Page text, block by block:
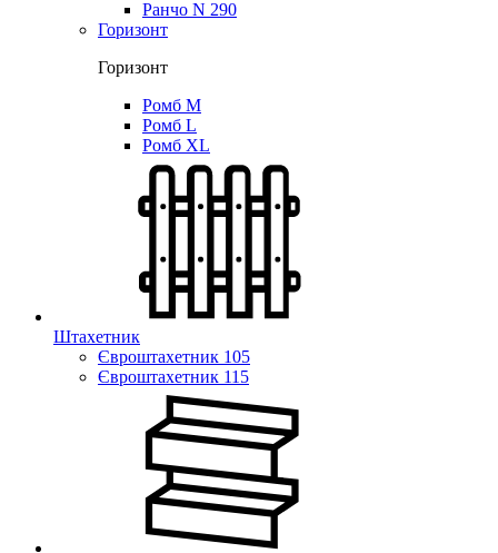
Ранчо N 290
Горизонт
Горизонт
Ромб M
Ромб L
Ромб XL
Штахетник
Євроштахетник 105
Євроштахетник 115